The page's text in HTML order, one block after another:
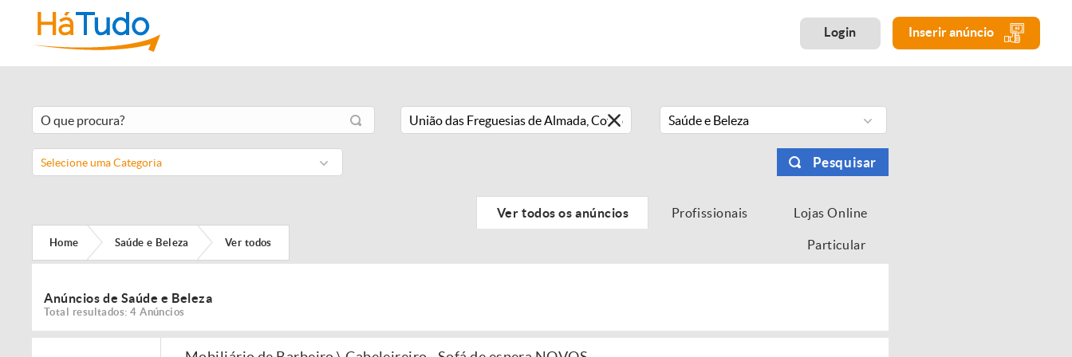
Login Inserir anúncio
Saúde e Beleza
Selecione uma Categoria Pesquisar
Home Saúde e Beleza Ver todos
Ver todos os anúncios Profissionais Lojas Online
Particular
Anúncios de Saúde e Beleza
Total resultados: 4 Anúncios